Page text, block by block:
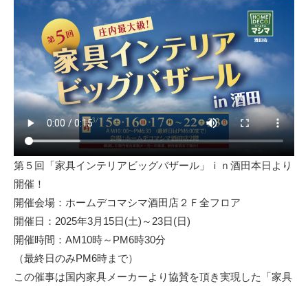
第５回「家具インテリアビッグバザール」ｉｎ酒田本日より
開催！
開催会場：ホームデコマシマ酒田店２Ｆ全フロア
開催日：2025年3月15日(土)～23日(日)
開催時間：AM10時～PM6時30分
（最終日のみPM6時まで）
この催事は国内家具メーカーより協賛を頂き実現した「家具